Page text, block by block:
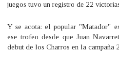
juegos tuvo un registro de 22
Y se acota: el popular "Matador"
ese trofeo desde que Juan
debut de los Charros en la campaña